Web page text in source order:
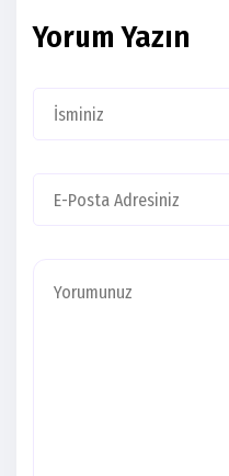
Yorum Yazın